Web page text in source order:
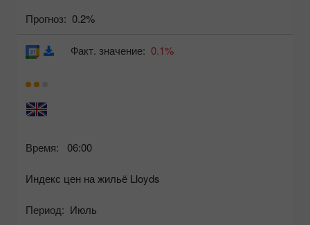
Прогноз: 0.2%
Время: 06:00
Индекс цен на жильё Lloyds
Период: Июль
Факт. значение: 0.1%